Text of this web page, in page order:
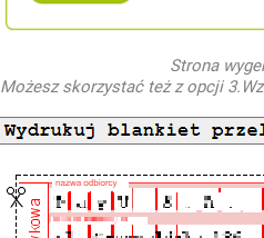
Strona
Możesz skorzystać też z opcji